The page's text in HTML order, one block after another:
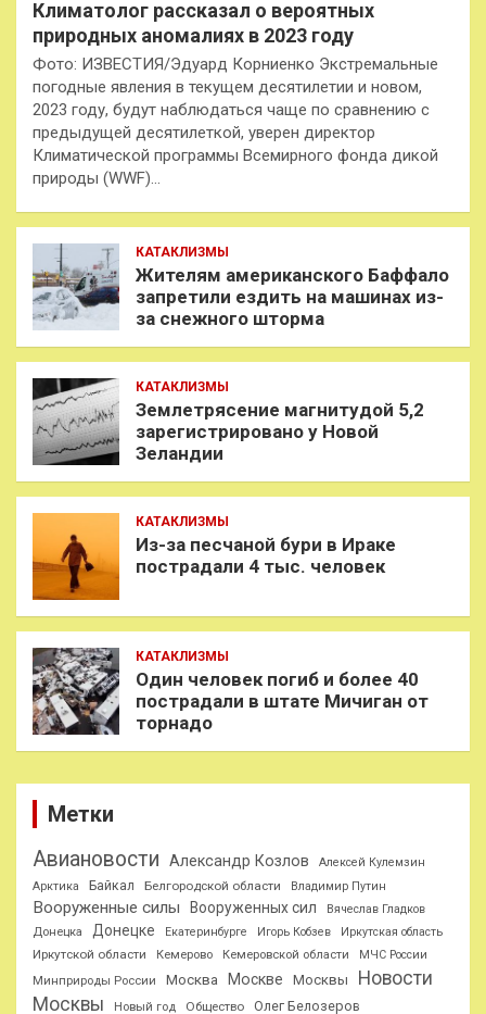
Климатолог рассказал о вероятных
природных аномалиях в 2023 году
Фото: ИЗВЕСТИЯ/Эдуард Корниенко Экстремальные
погодные явления в текущем десятилетии и новом,
2023 году, будут наблюдаться чаще по сравнению с
предыдущей десятилеткой, уверен директор
Климатической программы Всемирного фонда дикой
природы (WWF)…
КАТАКЛИЗМЫ
Жителям американского Баффало
запретили ездить на машинах из-
за снежного шторма
КАТАКЛИЗМЫ
Землетрясение магнитудой 5,2
зарегистрировано у Новой
Зеландии
КАТАКЛИЗМЫ
Из-за песчаной бури в Ираке
пострадали 4 тыс. человек
КАТАКЛИЗМЫ
Один человек погиб и более 40
пострадали в штате Мичиган от
торнадо
Метки
Авиановости Александр Козлов
Алексей Кулемзин
Арктика
Байкал Белгородской области Владимир Путин
Вооруженные силы Вооруженных сил
Вячеслав Гладков
Донецка
Донецке Екатеринбурге Игорь Кобзев Иркутская область
Иркутской области Кемерово Кемеровской области
МЧС России
Минприроды России
Москва Москве Москвы
Новости
Москвы
Новый год Общество Олег Белозеров